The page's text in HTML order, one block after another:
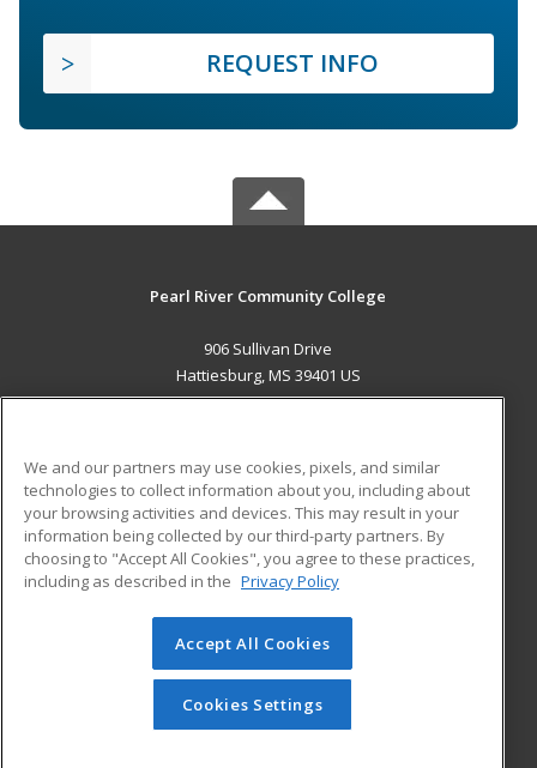
REQUEST INFO
Pearl River Community College
906 Sullivan Drive
Hattiesburg, MS 39401 US
ADDITIONAL RESOURCES
Military
Financial Assistance
Help
Student Blog
© 2026 ed2go, a division of Cengage Learning. All rights
reserved. The material on this site cannot be reproduced or
redistributed unless you have obtained prior written
permission from Cengage Learning.Privacy Policy
We and our partners may use cookies, pixels, and similar
technologies to collect information about you, including about
your browsing activities and devices. This may result in your
information being collected by our third-party partners. By
choosing to "Accept All Cookies", you agree to these practices,
including as described in the Privacy Policy
Accept All Cookies
Cookies Settings